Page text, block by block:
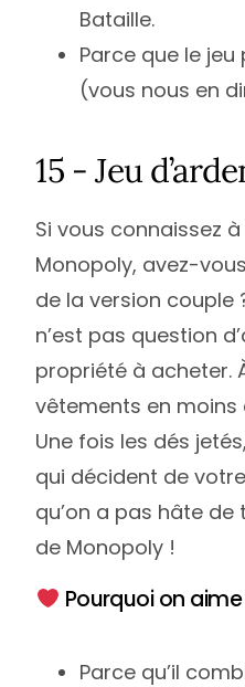
Bataille.
Parce que le
(vous nous en
15 - Jeu
Si vous connaissez
Monopoly, avez-
de la version couple
n’est pas question
propriété à acheter.
vêtements en moins
Une fois les dés
qui décident de
qu’on a pas hâte
de Monopoly !
Pourquoi on
Parce qu’il